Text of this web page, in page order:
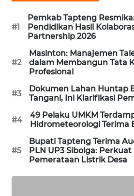
#1
Pemkab Tapteng
Pendidikan Hasil
Partnership 2026
#2
Masinton: Manajemen
dalam Membangun Tata
Profesional
#3
Dokumen Lahan Huntap
Tangani, Ini Klarifikasi
#4
49 Pelaku UMKM
Hidrometeorologi Terima
#5
Bupati Tapteng Terima
PLN UP3 Sibolga:
Pemerataan Listrik Desa
JURNAL
MARITIM
HUMBANG
NEWS
GARONGGANG
NEWS
FISUELRI
ID
ENERGI